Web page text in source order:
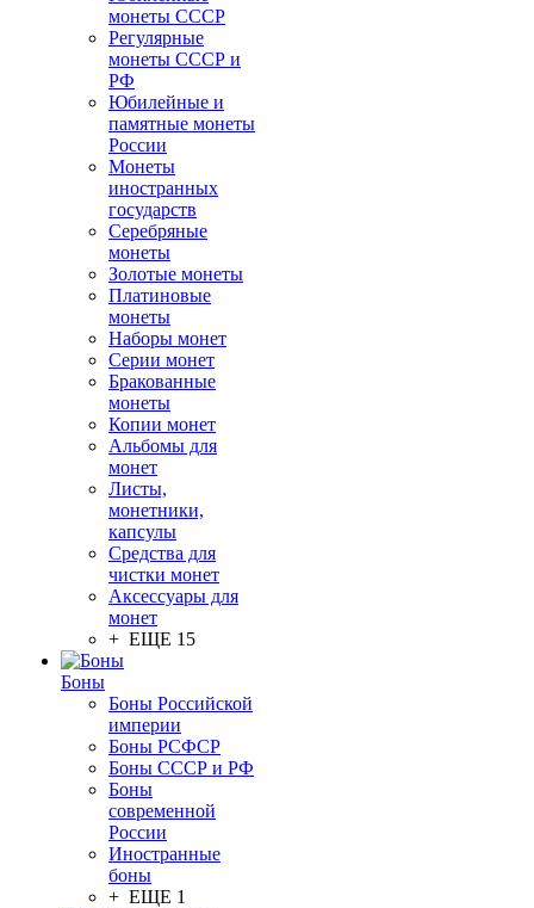
монеты СССР
Регулярные
монеты СССР и
РФ
Юбилейные и
памятные монеты
России
Монеты
иностранных
государств
Серебряные
монеты
Золотые монеты
Платиновые
монеты
Наборы монет
Серии монет
Бракованные
монеты
Копии монет
Альбомы для
монет
Листы,
монетники,
капсулы
Средства для
чистки монет
Аксессуары для
монет
+ ЕЩЕ 15
Боны
Боны Российской
империи
Боны РСФСР
Боны СССР и РФ
Боны
современной
России
Иностранные
боны
+ ЕЩЕ 1